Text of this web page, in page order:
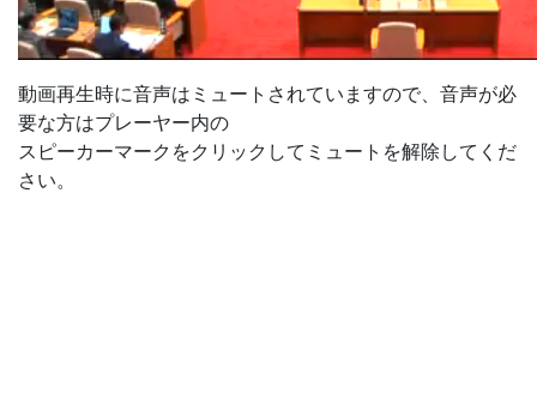
UnmuteLoaded :
1.23%
動画再生時に音声はミュートされていますので、音声が必
要な方はプレーヤー内の
スピーカーマークをクリックしてミュートを解除してくだ
さい。